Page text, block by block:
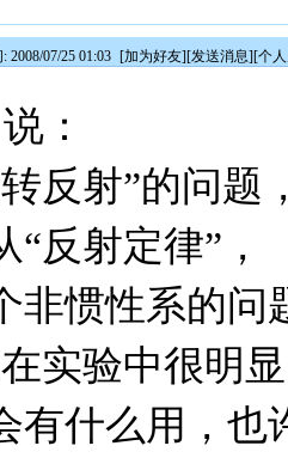
2008/07/25 01:03 [加为好友][发送消息][个
：
反射”的问
反射定律”，
非惯性系的问
实验中很明
有什么用，也